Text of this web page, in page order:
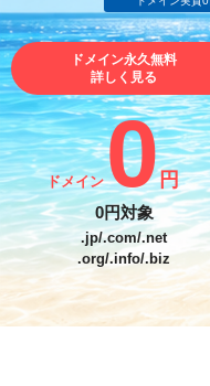
Value Domain Analyzer
Value AI Writer
Value
外部サービスでの登録が一部
おすすめ One レンタ
Value
Value
外部サービスでの登録が一部
おすすめ One レンタ
Value
ドメイン永久無料
詳しく見る
ドメイン0 円
0円対象
.jp/.com/.net
.org/.info/.biz